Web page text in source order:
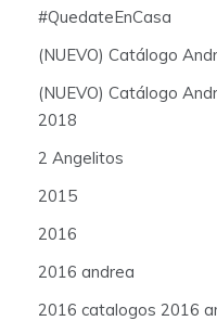
#QuedateEnCasa
(NUEVO) Catálogo
(NUEVO) Catálogo
2018
2 Angelitos
2015
2016
2016 andrea
2016 catalogos 2016